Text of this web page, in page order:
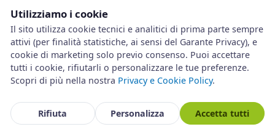
I guasti riscontrati più spesso
Codice errore 41 casi
Non parte
Non scarica 23 casi
Non si accende 13 casi
Utilizziamo i cookie
Il sito utilizza cookie tecnici e analitici di prima parte sempre
attivi (per finalità statistiche, ai sensi del Garante Privacy), e
cookie di marketing solo previo consenso. Puoi accettare
tutti i cookie, rifiutarli o personalizzare le tue preferenze.
Scopri di più nella nostra Privacy e Cookie Policy.
Rifiuta Personalizza Accetta tutti